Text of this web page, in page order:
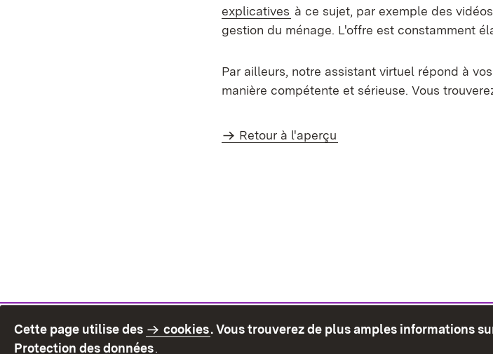
explicatives (S’ouvre dans un nouvel onglet)
à ce sujet, par exemple des
gestion du ménage. L'offre est constamment
Par ailleurs, notre assistant virtuel répond à
manière compétente et sérieuse. Vous
Retour à l'aperçu
Cette page utilise des cookies. Vous trouverez de plus amples informations
Protection des données.